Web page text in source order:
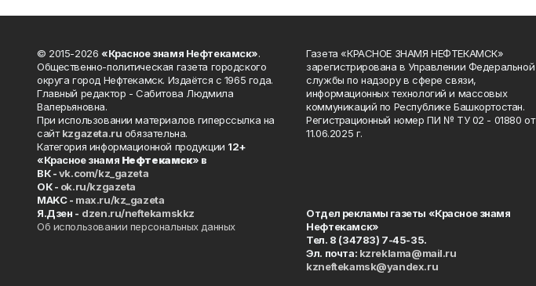
© 2015-2026 «Красное знамя Нефтекамск».
Общественно-политическая газета городского
округа город Нефтекамск. Издаётся с 1965 года.
Главный редактор - Сабитова Людмила
Валерьяновна.
При использовании материалов гиперссылка на
сайтkzgazeta.ru обязательна.
Категория информационной продукции 12+
«Красное знамя Нефтекамск» в
ВК -vk.com/kz_gazeta
ОК - ok.ru/kzgazeta
MAKC - max.ru/kz_gazeta
Я.Дзен - dzen.ru/neftekamskkz
Об использовании персональных данных
Газета «КРАСНОЕ ЗНАМЯ НЕФТЕКАМСК»
зарегистрирована в Управлении Федеральной
службы по надзору в сфере связи,
информационных технологий и массовых
коммуникаций по Республике Башкортостан.
Регистрационный номер ПИ № ТУ 02 - 01880 от
11.06.2025 г.
Отдел рекламы газеты «Красное знамя
Нефтекамск»
Тел. 8 (34783) 7-45-35.
Эл. почта: kzreklama@mail.ru
kzneftekamsk@yandex.ru